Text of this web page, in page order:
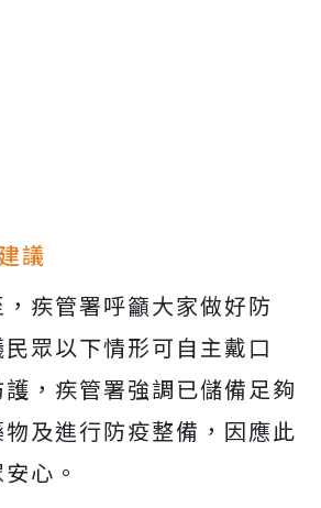
議
疾管署呼籲大家做好防
眾以下情形可自主戴口
，疾管署強調已儲備足夠
及進行防疫整備，因應此
心。